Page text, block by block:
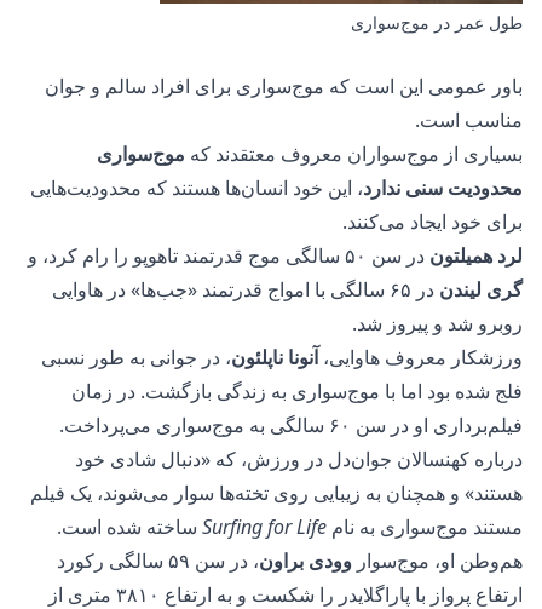
طول عمر در موج‌سواری
باور عمومی این است که موج‌سواری برای افراد سالم و جوان
مناسب است.
بسیاری از موج‌سواران معروف معتقدند که موج‌سواری
محدودیت سنی ندارد، این خود انسان‌ها هستند که محدودیت‌هایی
برای خود ایجاد می‌کنند.
لرد همیلتون در سن ۵۰ سالگی موج قدرتمند تاهوپو را رام کرد، و
گری لیندن
در ۶۵ سالگی با امواج قدرتمند «جب‌ها» در هاوایی
روبرو شد و پیروز شد.
ورزشکار معروف هاوایی، آنونا ناپلئون، در جوانی به طور نسبی
فلج شده بود اما با موج‌سواری به زندگی بازگشت. در زمان
فیلم‌برداری او در سن ۶۰ سالگی به موج‌سواری می‌پرداخت.
درباره کهنسالان جوان‌دل در ورزش، که «دنبال شادی خود
هستند» و همچنان به زیبایی روی تخته‌ها سوار می‌شوند، یک فیلم
مستند موج‌سواری به نام Surfing for Life ساخته شده است.
هم‌وطن او، موج‌سوار وودی براون
، در سن ۵۹ سالگی رکورد
ارتفاع پرواز با پاراگلایدر را شکست و به ارتفاع ۳۸۱۰ متری از